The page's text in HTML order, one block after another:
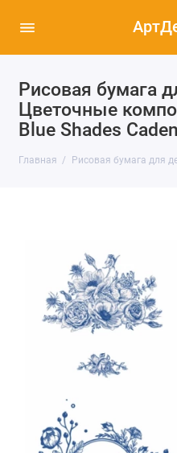
Рисовая бумага
Цветочные
Blue Shades
Главная Рисовая бумага для